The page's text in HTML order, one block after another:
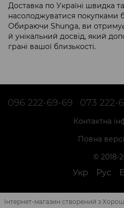
Доставка по Україні швидка
насолоджуватися покупками
Обираючи Shunga, ви
й унікальний досвід, який
грані вашої близькості.
096 222-69-69 073 222-
Контактна
Повна
© 2018-
Укр Рус
Інтернет-магазин створений з